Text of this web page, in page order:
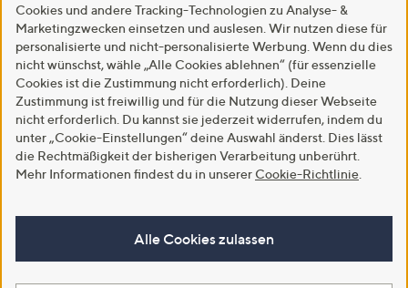
Cookies und andere Tracking-Technologien zu Analyse- &
Marketingzwecken einsetzen und auslesen. Wir nutzen diese für
personalisierte und nicht-personalisierte Werbung. Wenn du dies
nicht wünschst, wähle „Alle Cookies ablehnen“ (für essenzielle
Cookies ist die Zustimmung nicht erforderlich). Deine
Zustimmung ist freiwillig und für die Nutzung dieser Webseite
nicht erforderlich. Du kannst sie jederzeit widerrufen, indem du
unter „Cookie-Einstellungen“ deine Auswahl änderst. Dies lässt
die Rechtmäßigkeit der bisherigen Verarbeitung unberührt.
Mehr Informationen findest du in unserer Cookie-Richtlinie
Alle Cookies zulassen